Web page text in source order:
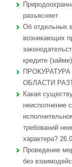
разъясняет
Об отдельных
возникающих
кредите
ОБЛАСТИ
Какая
неисполнение
требований
характера?
Проведение
без